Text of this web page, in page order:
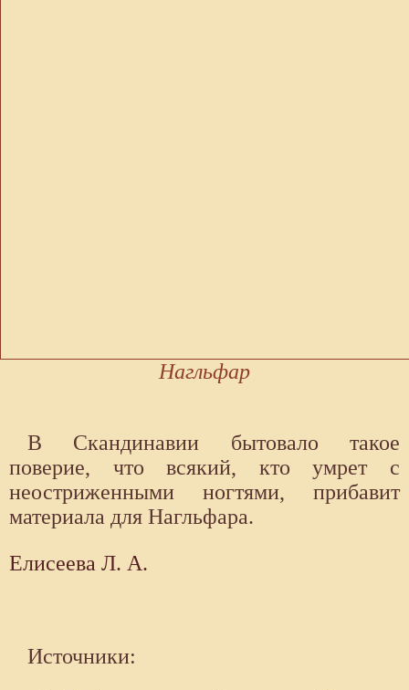
Нагльфар
В Скандинавии бытовало такое
поверие, что всякий, кто умрет с
неостриженными ногтями, прибавит
материала для Нагльфара.
Елисеева Л. А.
Источники: